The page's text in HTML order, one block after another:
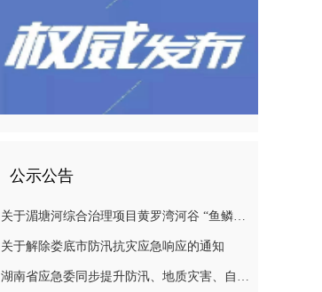
公示公告
关于湄塘河综合治理项目黄罗湾河谷 “鱼鳞坝”区域不对外开放的公告
关于解除娄底市防汛抗灾应急响应的通知
湖南省应急委同步提升防汛、地质灾害、自然灾害救助应急响应至三级